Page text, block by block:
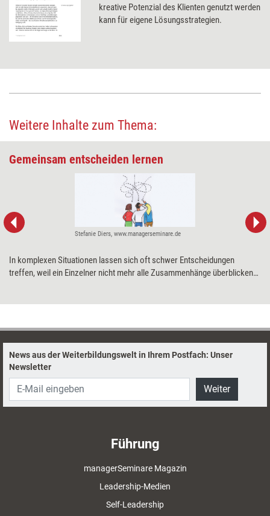
kreative Potenzial des Klienten genutzt werden
kann für eigene Lösungsstrategien.
Weitere Inhalte zum Thema:
Gemeinsam ent­scheiden lernen
Stefanie Diers, www.managerseminare.de
In komplexen Situationen lassen sich oft schwer Entscheidungen
treffen, weil ein Einzelner nicht mehr alle Zusammenhänge überblicken
News aus der Weiterbildungswelt in Ihrem Postfach: Unser
Newsletter
Weiter
Führung
managerSeminare Magazin
Leadership-Medien
Self-Leadership